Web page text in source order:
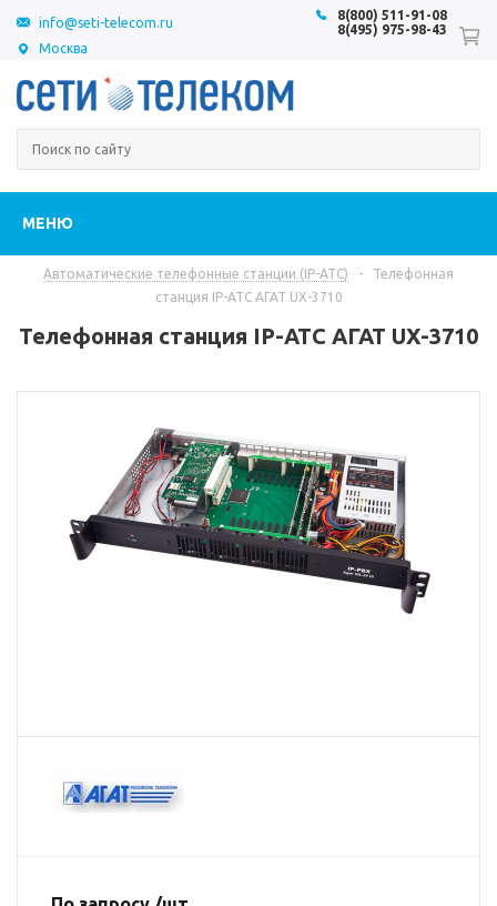
Москва
8(800) 511-91-08
8(495) 975-98-43
info@seti-telecom.ru
МЕНЮ
Автоматические телефонные станции (IP-АТС) -
Телефонная
станция IP-АТС АГАТ UX-3710
Телефонная станция IP-АТС АГАТ UX-3710